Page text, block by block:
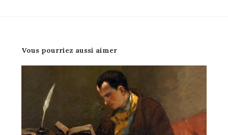
Vous pourriez aussi aimer